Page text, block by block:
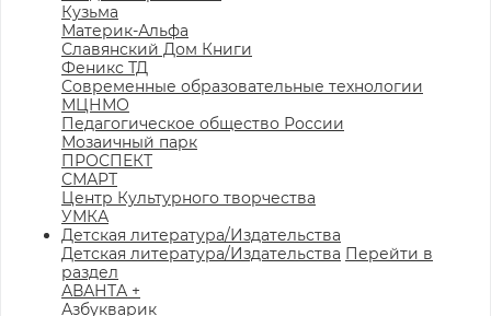
Кузьма
Материк-Альфа
Славянский Дом Книги
Феникс ТД
Современные образовательные технологии
МЦНМО
Педагогическое общество России
Мозаичный парк
ПРОСПЕКТ
СМАРТ
Центр Культурного творчества
УМКА
Детская литература/Издательства
Детская литература/Издательства Перейти в
раздел
АВАНТА +
Азбукварик